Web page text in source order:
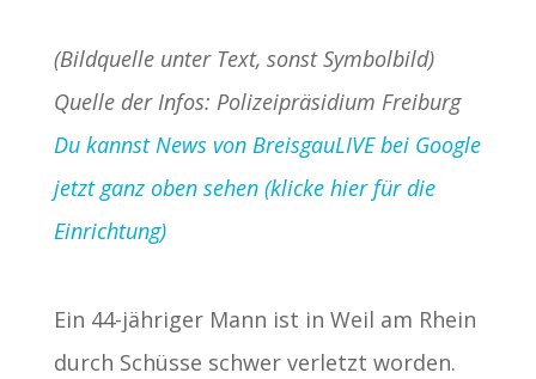
(Bildquelle unter Text, sonst Symbolbild)
Quelle der Infos: Polizeipräsidium Freiburg
Du kannst News von BreisgauLIVE bei Google
jetzt ganz oben sehen (klicke hier für die
Einrichtung)
Ein 44-jähriger Mann ist in Weil am Rhein
durch Schüsse schwer verletzt worden.